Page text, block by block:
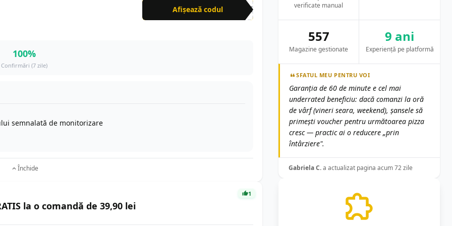
Afișează codul ATC
100%
Confirmări (7 zile)
semnalată de monitorizare
Închide
1
la o comandă de 39,90 lei
verificate manual
557
Magazine gestionate
9 ani
Experiență pe platformă
SFATUL MEU PENTRU VOI
Garanția de 60 de minute e cel mai
underrated beneficiu: dacă comanzi la oră
de vârf (vineri seara, weekend), șansele să
primești voucher pentru următoarea pizza
cresc — practic ai o reducere „prin
întârziere".
Gabriela C.a actualizat pagina acum 72 zile